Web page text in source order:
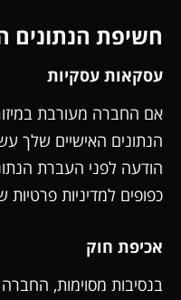
חשיפת הנתונים
עסקאות עסקיות
אם החברה מעורבת
הנתונים האישיים שלך
הודעה לפני העברת
כפופים למדיניות פרטיות
אכיפת חוק
בנסיבות מסוימות,